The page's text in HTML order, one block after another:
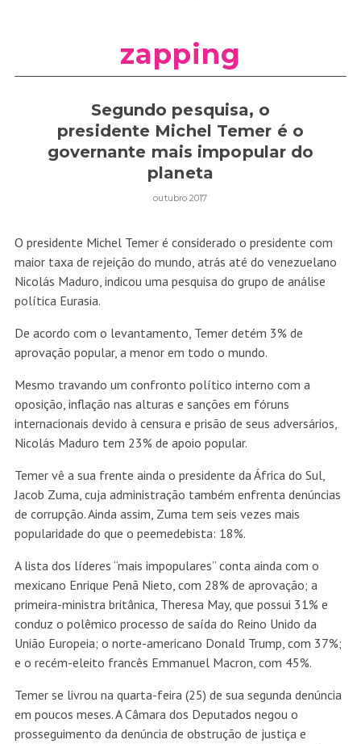
zapping
Segundo pesquisa, o
presidente Michel Temer é o
governante mais impopular do
planeta
outubro 2017
O presidente Michel Temer é considerado o presidente com
maior taxa de rejeição do mundo, atrás até do venezuelano
Nicolás Maduro, indicou uma pesquisa do grupo de análise
política Eurasia.
De acordo com o levantamento, Temer detém 3% de
aprovação popular, a menor em todo o mundo.
Mesmo travando um confronto político interno com a
oposição, inflação nas alturas e sanções em fóruns
internacionais devido à censura e prisão de seus adversários,
Nicolás Maduro tem 23% de apoio popular.
Temer vê a sua frente ainda o presidente da África do Sul,
Jacob Zuma, cuja administração também enfrenta denúncias
de corrupção. Ainda assim, Zuma tem seis vezes mais
popularidade do que o peemedebista: 18%.
A lista dos líderes “mais impopulares” conta ainda com o
mexicano Enrique Penã Nieto, com 28% de aprovação; a
primeira-ministra britânica, Theresa May, que possui 31% e
conduz o polêmico processo de saída do Reino Unido da
União Europeia; o norte-americano Donald Trump, com 37%;
e o recém-eleito francês Emmanuel Macron, com 45%.
Temer se livrou na quarta-feira (25) de sua segunda denúncia
em poucos meses. A Câmara dos Deputados negou o
prosseguimento da denúncia de obstrução de justiça e